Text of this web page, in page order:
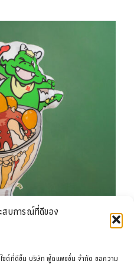
สบการณ์ที่ดีของ
ไซต์ที่ดีขึ้น บริษัท ฟู้ดแพชชั่น จำกัด ขอความ
฿199.00.฿129.00.